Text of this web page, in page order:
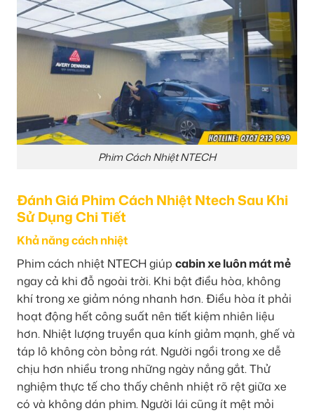
Phim Cách Nhiệt NTECH
Đánh Giá Phim Cách Nhiệt Ntech Sau Khi
Sử Dụng Chi Tiết
Khả năng cách nhiệt
Phim cách nhiệt NTECH giúp cabin xe luôn mát mẻ
ngay cả khi đỗ ngoài trời. Khi bật điều hòa, không
khí trong xe giảm nóng nhanh hơn. Điều hòa ít phải
hoạt động hết công suất nên tiết kiệm nhiên liệu
hơn. Nhiệt lượng truyền qua kính giảm mạnh, ghế và
táp lô không còn bỏng rát. Người ngồi trong xe dễ
chịu hơn nhiều trong những ngày nắng gắt. Thử
nghiệm thực tế cho thấy chênh nhiệt rõ rệt giữa xe
có và không dán phim. Người lái cũng ít mệt mỏi